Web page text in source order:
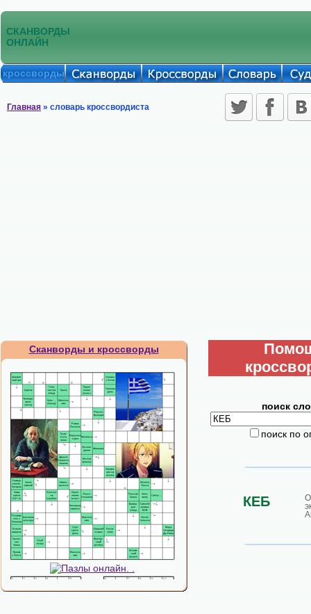
СКАНВОРДЫ
ОНЛАЙН
кроссворды
Главная » словарь кроссвордиста
Сканворды и кроссворды
поиск
поиск по
КЕБ